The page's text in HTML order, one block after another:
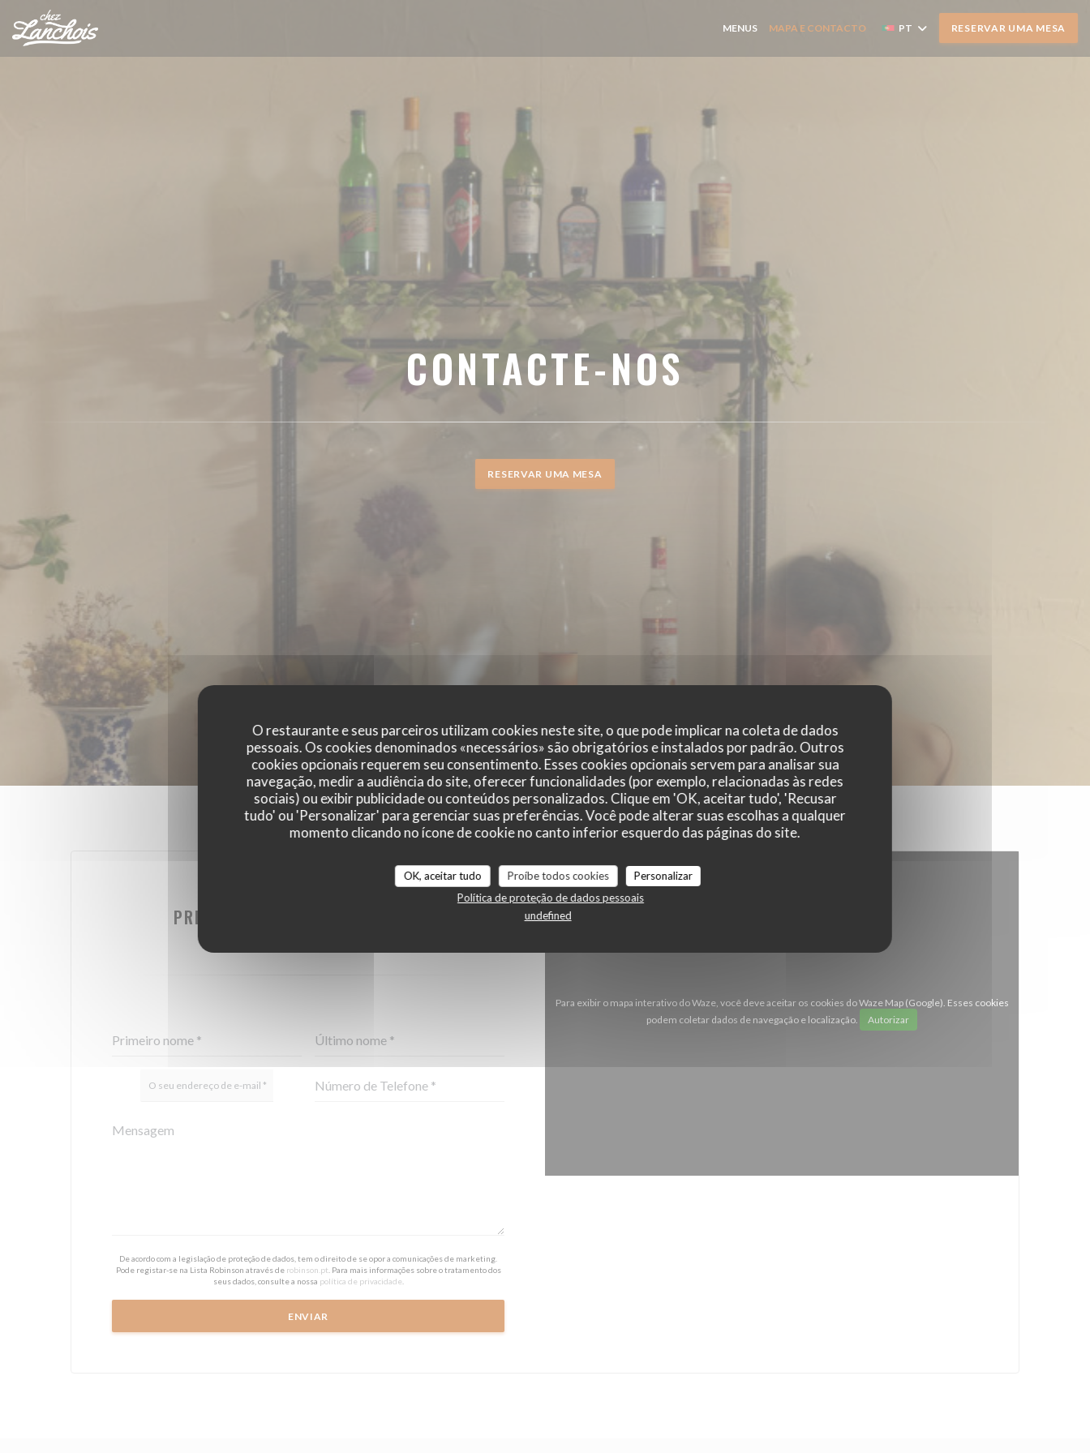
Painel de Gerenciamento de Cookies
O restaurante e seus parceiros utilizam cookies neste site, o que pode implicar na coleta de dados
pessoais. Os cookies denominados «necessários» são obrigatórios e instalados por padrão. Outros
cookies opcionais requerem seu consentimento. Esses cookies opcionais servem para analisar sua
navegação, medir a audiência do site, oferecer funcionalidades (por exemplo, relacionadas às redes
sociais) ou exibir publicidade ou conteúdos personalizados. Clique em 'OK, aceitar tudo', 'Recusar
tudo' ou 'Personalizar' para gerenciar suas preferências. Você pode alterar suas escolhas a qualquer
momento clicando no ícone de cookie no canto inferior esquerdo das páginas do site.
OK, aceitar tudo Proíbe todos cookies
Personalizar
Política de proteção de dados pessoais
undefined
MENUS MAPA E CONTACTO PT RESERVAR UMA MESA
CONTACTE-NOS
RESERVAR UMA MESA
PREENCHA O FORMULÁRIO ABAIXO!
De acordo com a legislação de proteção de dados, tem o direito de se opor a comunicações de marketing.
Pode registar-se na Lista Robinson através de robinson.pt . Para mais informações sobre o tratamento dos
seus dados, consulte a nossa política de privacidade
Para exibir o mapa interativo do Waze, você deve aceitar os cookies do Waze Map (Google). Esses cookies
podem coletar dados de navegação e localização.
Autorizar